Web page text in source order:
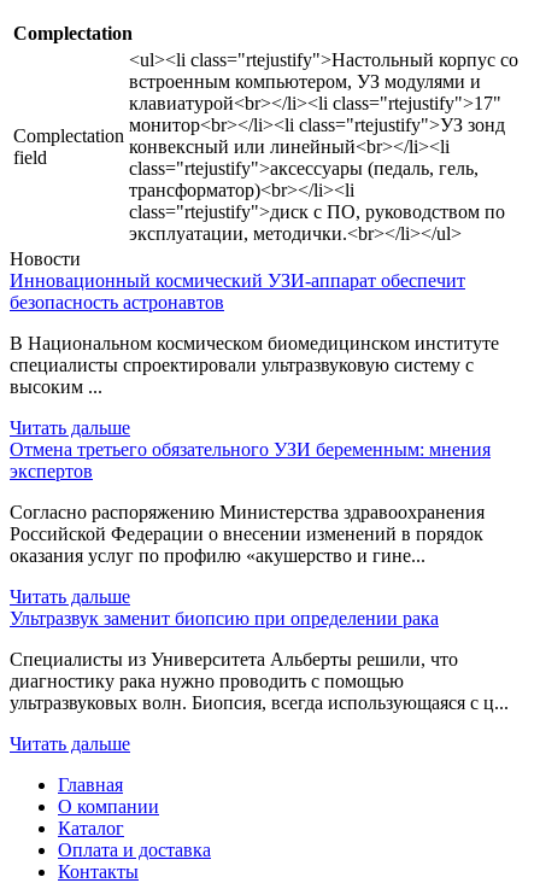
Complectation
Complectation
field
<ul><li class="rtejustify">Настольный корпус со
встроенным компьютером, УЗ модулями и
клавиатурой<br></li><li class="rtejustify">17"
монитор<br></li><li class="rtejustify">УЗ зонд
конвексный или линейный<br></li><li
class="rtejustify">аксессуары (педаль, гель,
трансформатор)<br></li><li
class="rtejustify">диск с ПО, руководством по
эксплуатации, методички.<br></li></ul>
Новости
Инновационный космический УЗИ-аппарат обеспечит
безопасность астронавтов
В Национальном космическом биомедицинском институте
специалисты спроектировали ультразвуковую систему с
высоким ...
Читать дальше
Отмена третьего обязательного УЗИ беременным: мнения
экспертов
Согласно распоряжению Министерства здравоохранения
Российской Федерации о внесении изменений в порядок
оказания услуг по профилю «акушерство и гине...
Читать дальше
Ультразвук заменит биопсию при определении рака
Специалисты из Университета Альберты решили, что
диагностику рака нужно проводить с помощью
ультразвуковых волн. Биопсия, всегда использующаяся с ц...
Читать дальше
Главная
О компании
Каталог
Оплата и доставка
Контакты